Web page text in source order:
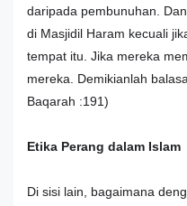
daripada pembunuhan.
di Masjidil Haram kecuali
tempat itu. Jika mereka
mereka. Demikianlah
Baqarah :191)
Etika Perang dalam Islam
Di sisi lain, bagaimana